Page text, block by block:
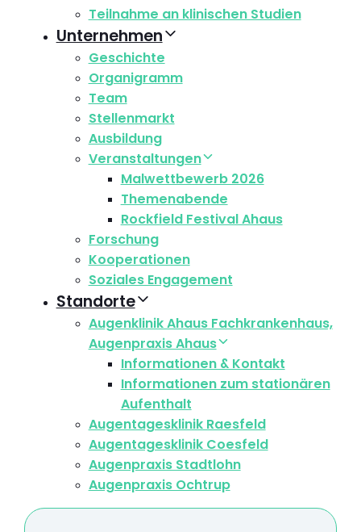
Teilnahme an klinischen Studien
Unternehmen
Geschichte
Organigramm
Team
Stellenmarkt
Ausbildung
Veranstaltungen
Malwettbewerb 2026
Themenabende
Rockfield Festival Ahaus
Forschung
Kooperationen
Soziales Engagement
Standorte
Augenklinik Ahaus Fachkrankenhaus,
Augenpraxis Ahaus
Informationen & Kontakt
Informationen zum stationären
Aufenthalt
Augentagesklinik Raesfeld
Augentagesklinik Coesfeld
Augenpraxis Stadtlohn
Augenpraxis Ochtrup